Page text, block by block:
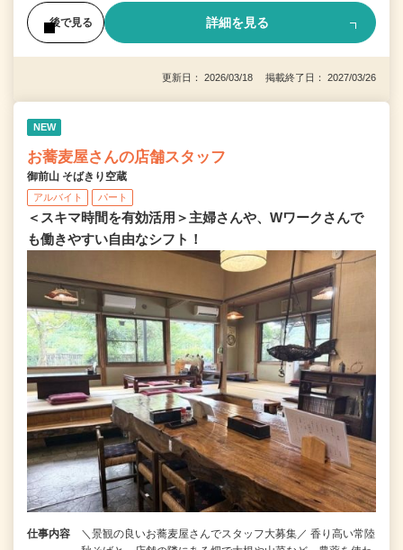
後で見る 詳細を見る
更新日： 2026/03/18 掲載終了日： 2027/03/26
NEW
お蕎麦屋さんの店舗スタッフ
御前山 そばきり空蔵
アルバイト パート
＜スキマ時間を有効活用＞主婦さんや、Wワークさんで
も働きやすい自由なシフト！
仕事内容
＼景観の良いお蕎麦屋さんでスタッフ大募集／ 香り高い常陸